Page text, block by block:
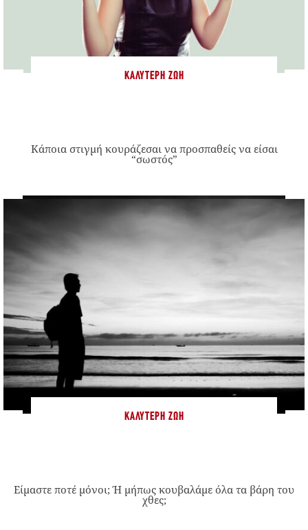
ΚΑΛΎΤΕΡΗ ΖΩΉ
Κάποια στιγμή κουράζεσαι να προσπαθείς να είσαι
“σωστός”
ΚΑΛΎΤΕΡΗ ΖΩΉ
Είμαστε ποτέ μόνοι; Ή μήπως κουβαλάμε όλα τα βάρη του
χθες;